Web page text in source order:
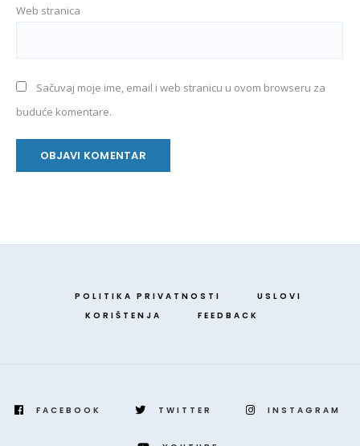
Web stranica
Sačuvaj moje ime, email i web stranicu u ovom browseru za
buduće komentare.
POLITIKA PRIVATNOSTI
USLOVI
KORIŠTENJA
FEEDBACK
FACEBOOK TWITTER INSTAGRAM